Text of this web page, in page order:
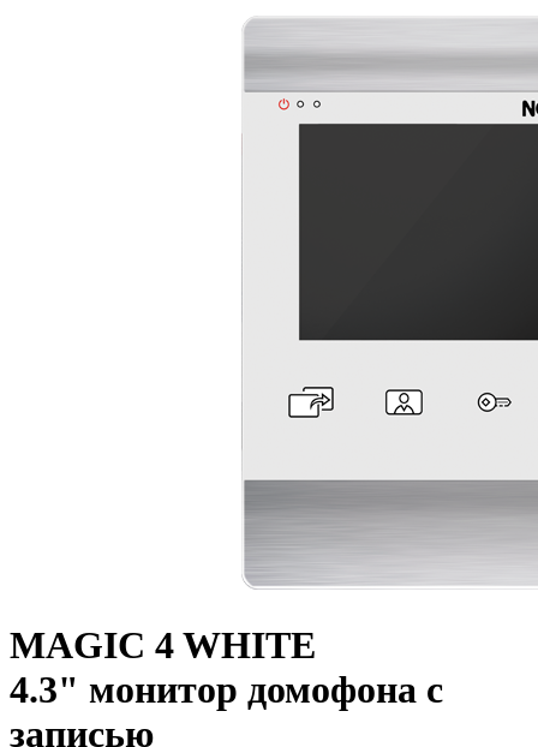
MAGIC 4 WHITE
4.3" монитор домофона с
записью